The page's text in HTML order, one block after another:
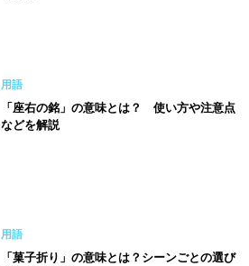
用語
「座右の銘」の意味とは？ 使い方や注意点
などを解説
用語
「菓子折り」の意味とは？シーンごとの選び